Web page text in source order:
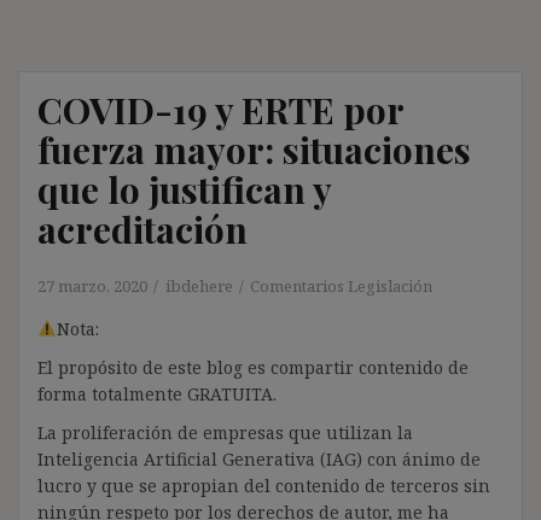
COVID-19 y ERTE por
fuerza mayor: situaciones
que lo justifican y
acreditación
27 marzo, 2020 ibdehere Comentarios Legislación
Nota:
El propósito de este blog es compartir contenido de
forma totalmente GRATUITA.
La proliferación de empresas que utilizan la
Inteligencia Artificial Generativa (IAG) con ánimo de
lucro y que se apropian del contenido de terceros sin
ningún respeto por los derechos de autor, me ha